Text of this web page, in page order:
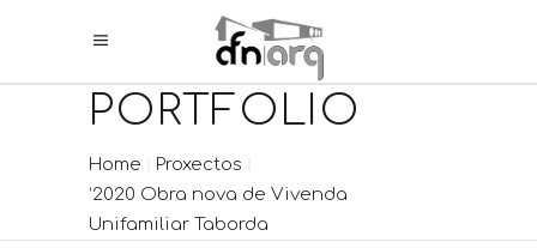
PORTFOLIO
Home
Proxectos
‘2020 Obra nova de Vivenda
Unifamiliar Taborda